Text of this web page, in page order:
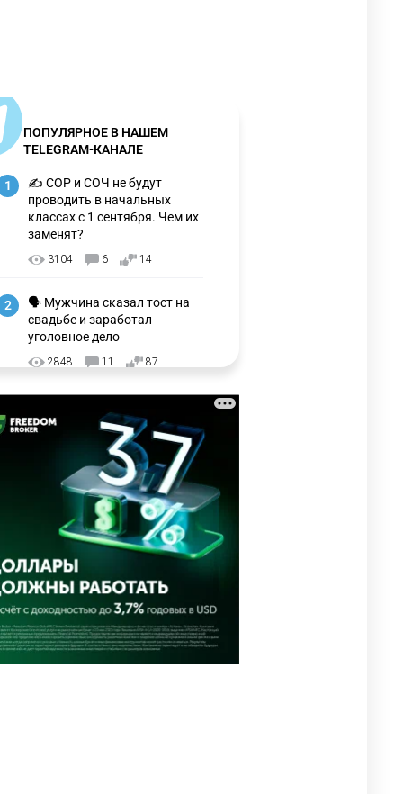
ПОПУЛЯРНОЕ В НАШЕМ
TELEGRAM-КАНАЛЕ
1
✍️ СОР и СОЧ не будут
проводить в начальных
классах с 1 сентября. Чем их
заменят?
3104 6 14
2
🗣 Мужчина сказал тост на
свадьбе и заработал
уголовное дело
2848 11 87
Предлагаем обзор главных
новостей за 4 августа
0 1
🗣Глава государства
направил телеграмму
соболезнования родным и
близким Халық қаһарманы
Ивана Гапича
42
5
🇫🇷 Клуб ПСЖ объявил об
открытии своей футбольной